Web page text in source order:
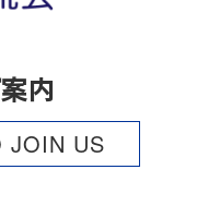
内
JOIN US